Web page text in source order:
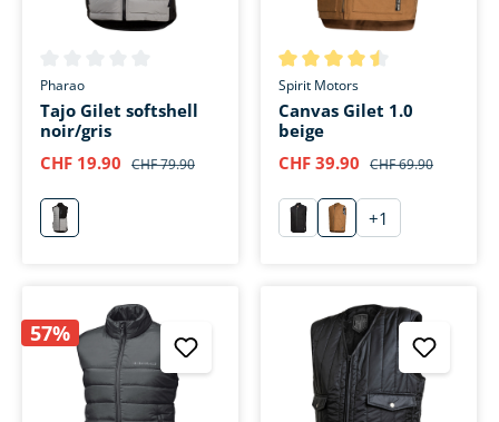
Note moyenne de 0 sur 5 étoiles
Pharao
Tajo Gilet softshell
noir/gris
CHF 19.90 CHF 79.90
grau
Note moyenne de 4.5 sur 5
Spirit Motors
Canvas Gilet 1.0
beige
CHF 39.90 CHF 69.90
schwarz
sand
+1
57%